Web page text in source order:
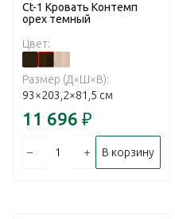
Ct-1 Кровать Контемп
орех темный
Цвет:
Размер (Д×Ш×В):
93×203,2×81,5 см
11 696 ₽
– + В корзину